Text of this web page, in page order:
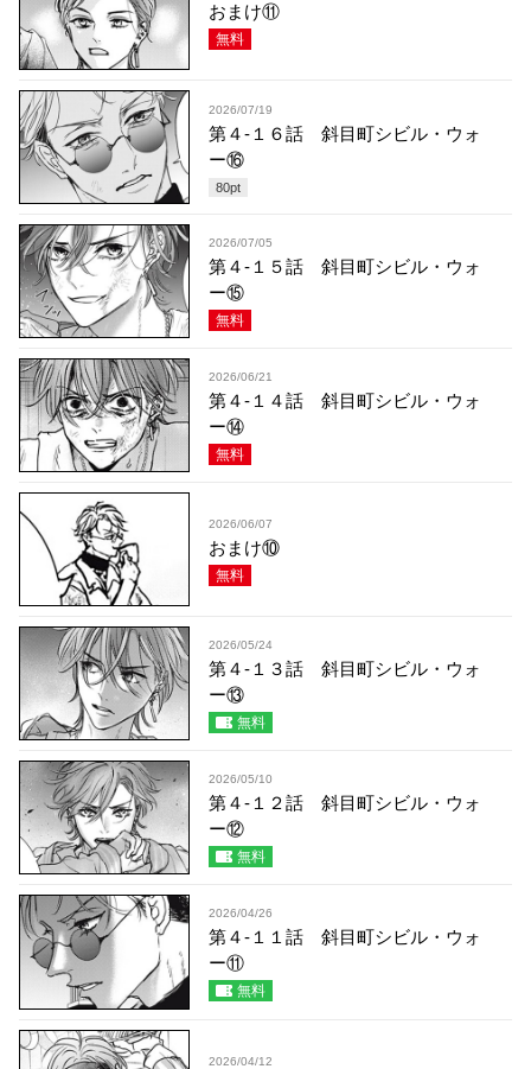
おまけ⑪
無料
2026/07/19
第４-１６話 斜目町シビル・ウォ
ー⑯
80pt
2026/07/05
第４-１５話 斜目町シビル・ウォ
ー⑮
無料
2026/06/21
第４-１４話 斜目町シビル・ウォ
ー⑭
無料
2026/06/07
おまけ⑩
無料
2026/05/24
第４-１３話 斜目町シビル・ウォ
ー⑬
無料
2026/05/10
第４-１２話 斜目町シビル・ウォ
ー⑫
無料
2026/04/26
第４-１１話 斜目町シビル・ウォ
ー⑪
無料
2026/04/12